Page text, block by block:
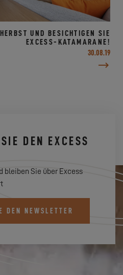
UND BESICHTIGEN SIE
EXCESS-KATAMARANE!
30.08.19
DEN EXCESS
bleiben Sie über Excess
DEN NEWSLETTER